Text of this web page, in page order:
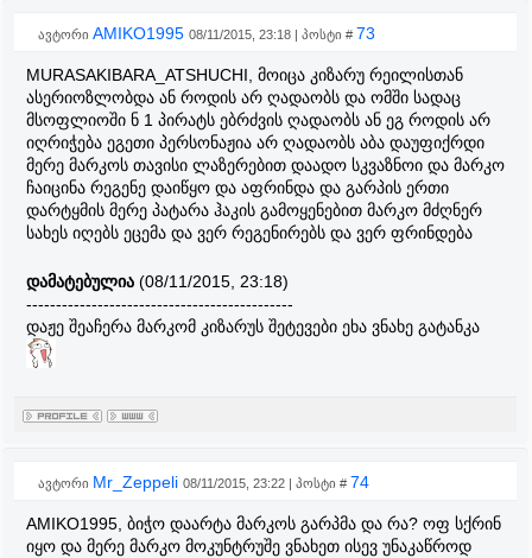
ავტორი AMIKO1995 08/11/2015, 23:18 | პოსტი # 73
MURASAKIBARA_ATSHUCHI, მოიცა კიზარუ რეილისთან
ასერიოზლობდა ან როდის არ ღადაობს და ომში სადაც
მსოფლიოში ნ 1 პირატს ებრძვის ღადაობს ან ეგ როდის არ
იღრიჭება ეგეთი პერსონაჟია არ ღადაობს აბა დაუფიქრდი
მერე მარკოს თავისი ლაზერებით დაადო სკვაზნოი და მარკო
ჩაიცინა რეგენე დაიწყო და აფრინდა და გარპის ერთი
დარტყმის მერე პატარა ჰაკის გამოყენებით მარკო მძღნერ
სახეს იღებს ეცემა და ვერ რეგენირებს და ვერ ფრინდება
დამატებულია (08/11/2015, 23:18)
---------------------------------------------
დაჟე შეაჩერა მარკომ კიზარუს შეტევები ეხა ვნახე გატანკა
ავტორი Mr_Zeppeli 08/11/2015, 23:22 | პოსტი # 74
AMIKO1995, ბიჭო დაარტა მარკოს გარპმა და რა? ოფ სქრინ
იყო და მერე მარკო მოკუნტრუშე ვნახეთ ისევ უნაკაწროდ